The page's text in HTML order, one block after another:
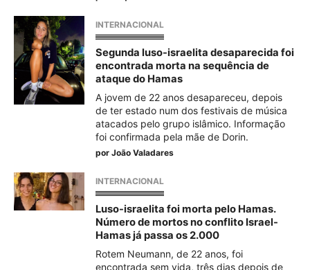
INTERNACIONAL
Segunda luso-israelita desaparecida foi
encontrada morta na sequência de
ataque do Hamas
A jovem de 22 anos desapareceu, depois
de ter estado num dos festivais de música
atacados pelo grupo islâmico. Informação
foi confirmada pela mãe de Dorin.
por João Valadares
INTERNACIONAL
Luso-israelita foi morta pelo Hamas.
Número de mortos no conflito Israel-
Hamas já passa os 2.000
Rotem Neumann, de 22 anos, foi
encontrada sem vida, três dias depois de